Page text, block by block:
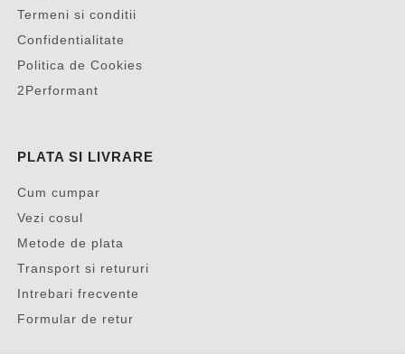
Termeni si conditii
Confidentialitate
Politica de Cookies
2Performant
PLATA SI LIVRARE
Cum cumpar
Vezi cosul
Metode de plata
Transport si retururi
Intrebari frecvente
Formular de retur